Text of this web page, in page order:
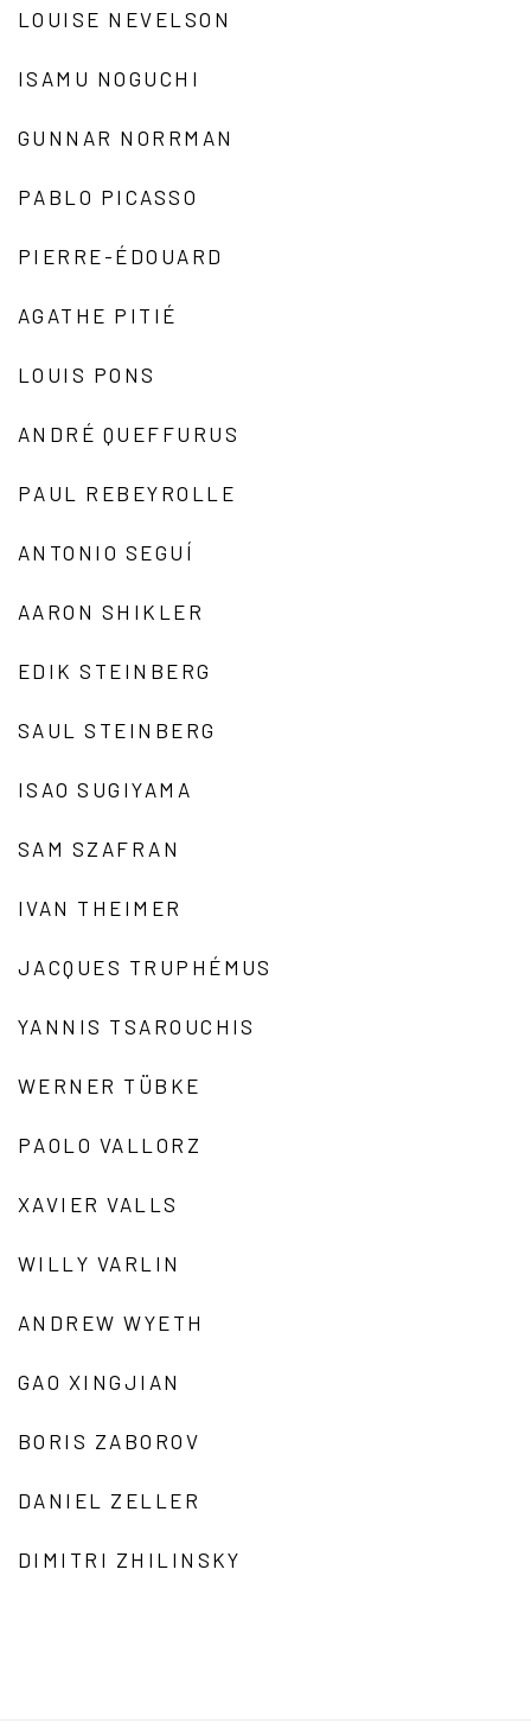
LOUISE NEVELSON
ISAMU NOGUCHI
GUNNAR NORRMAN
PABLO PICASSO
PIERRE-ÉDOUARD
AGATHE PITIÉ
LOUIS PONS
ANDRÉ QUEFFURUS
PAUL REBEYROLLE
ANTONIO SEGUÍ
AARON SHIKLER
EDIK STEINBERG
SAUL STEINBERG
ISAO SUGIYAMA
SAM SZAFRAN
IVAN THEIMER
JACQUES TRUPHÉMUS
YANNIS TSAROUCHIS
WERNER TÜBKE
PAOLO VALLORZ
XAVIER VALLS
WILLY VARLIN
ANDREW WYETH
GAO XINGJIAN
BORIS ZABOROV
DANIEL ZELLER
DIMITRI ZHILINSKY